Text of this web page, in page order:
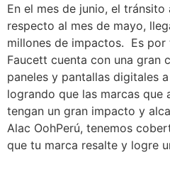
En el mes de junio, el tránsito
respecto al mes de mayo,
millones de impactos. Es por
Faucett cuenta con una gran
paneles y pantallas digitales
logrando que las marcas que
tengan un gran impacto y
Alac OohPerú, tenemos
que tu marca resalte y logre